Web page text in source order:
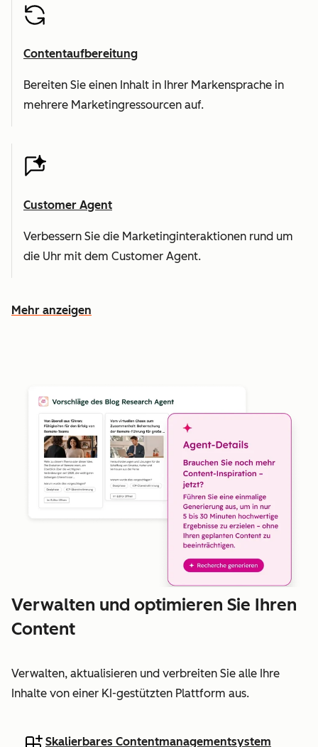
Contentaufbereitung
Bereiten Sie einen Inhalt in Ihrer Markensprache in
mehrere Marketingressourcen auf.
Customer Agent
Verbessern Sie die Marketinginteraktionen rund um
die Uhr mit dem Customer Agent.
Mehr anzeigen
Verwalten und optimieren Sie Ihren
Content
Verwalten, aktualisieren und verbreiten Sie alle Ihre
Inhalte von einer KI-gestützten Plattform aus.
Skalierbares Contentmanagementsystem